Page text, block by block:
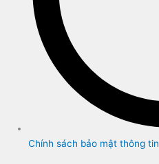
Chính sách bảo mật thông tin